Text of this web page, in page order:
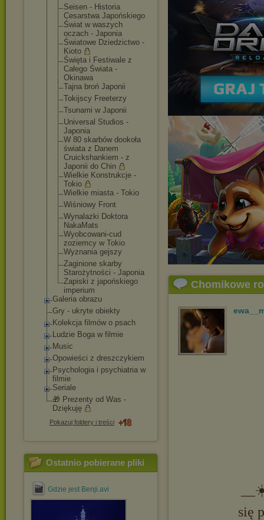
Seisen - Historia
Cesarstwa Japońskiego
Świat w waszych
oczach - Japonia
Światowe Dziedzictwo -
Kioto
Święta i Festiwale z
Całego Świata -
Okinawa
Tajna broń Japonii
Tokijscy Freeterzy
Tsunami w Japonii
Universal Studios -
Japonia
W 80 skarbów dookoła
świata z Danem
Cruickshankiem - z
Japonii do Chin
Wielkie Konstrukcje -
Tokio
Wielkie miasta - Tokio
Wiśniowy Front
Wynalazki Doktora
NakaMats
Wyobcowani-cud
zoziemcy w Tokio
Wyznania gejszy
Zaginione skarby
Starożytności - Japonia
Zapiski z japońskiego
imperium
Galeria obrazu
Gry - ukryte obiekty
Kolekcja filmów o psach
Ludzie Boga w filmie
Music
Opowieści z dreszczykiem
Psychologia i psychiatria w
filmie
Seriale
🎁 Prezenty od Was -
Dziękuję
Pokazuj foldery i treści
Ostatnio pobierane pliki
Gdzie jest Benji.avi
Chomikowe
się